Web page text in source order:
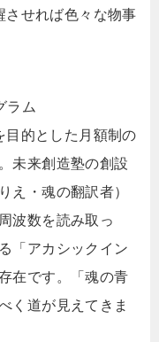
させれば色々な物事
ラム
目的とした月額制の
未来創造塾の創設
え・魂の翻訳者）
波数を読み取っ
「アカシックイン
在です。「魂の青
く道が見えてきま